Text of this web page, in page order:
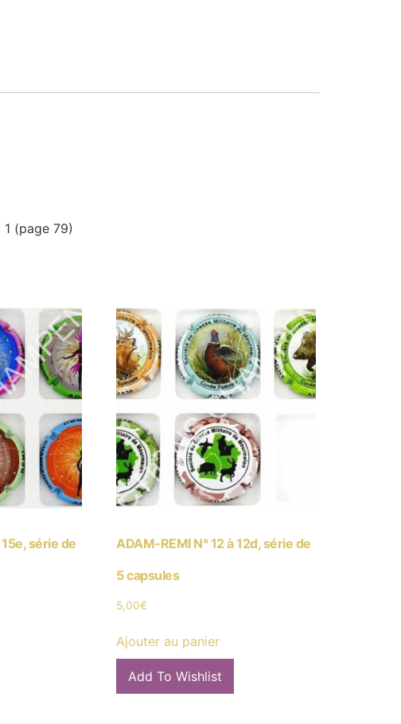
1 (page 79)
série de
ADAM-REMI N° 12 à 12d, série de
5 capsules
5,00€
Ajouter au panier
Add To Wishlist